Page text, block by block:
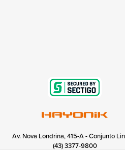
Av. Nova Londrina, 415-A - Conjunto
(43) 3377-9800